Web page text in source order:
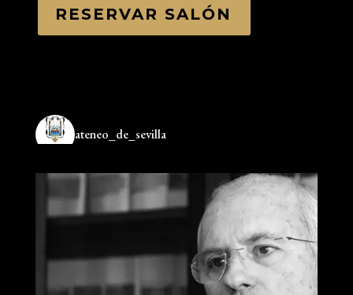
RESERVAR SALÓN
ateneo_de_sevilla